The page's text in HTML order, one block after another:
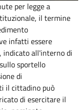
per legge a
il termine
infatti essere
indicato all'interno di
sportello
di
il cittadino può
di esercitare il